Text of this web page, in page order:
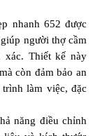
nhanh 652 được
người thợ cầm
xác. Thiết kế này
còn đảm bảo an
làm việc, đặc
năng điều chỉnh